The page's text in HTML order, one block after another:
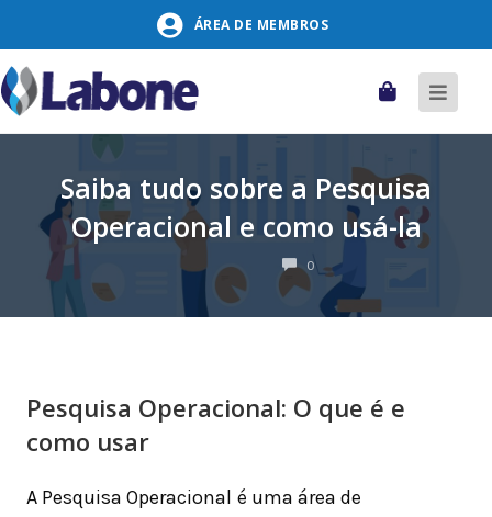
conteúdo
ÁREA DE MEMBROS
Carrinho
Saiba tudo sobre a Pesquisa
Operacional e como usá-la
0 COMENTÁRIOS
Pesquisa Operacional: O que é e
como usar
A Pesquisa Operacional é uma área de